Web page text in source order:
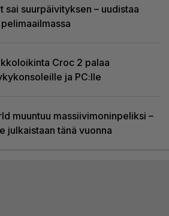
sai suurpäivityksen – uudistaa
Croc 2 palaa
ja PC:lle
muuntuu massiivimoninpeliksi –
julkaistaan tänä vuonna